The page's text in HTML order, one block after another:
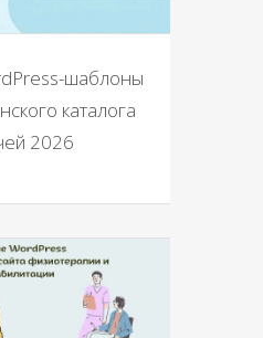
шаблоны
каталога
2026